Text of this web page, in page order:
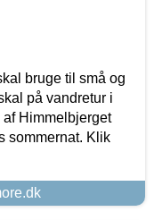
bruge til små og
på vandretur i
af Himmelbjerget
sommernat. Klik